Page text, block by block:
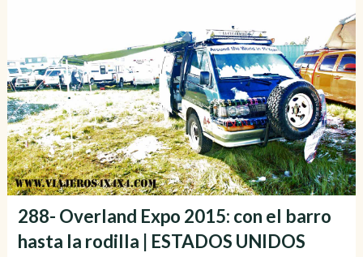
288- Overland Expo 2015: con el barro
hasta la rodilla | ESTADOS UNIDOS